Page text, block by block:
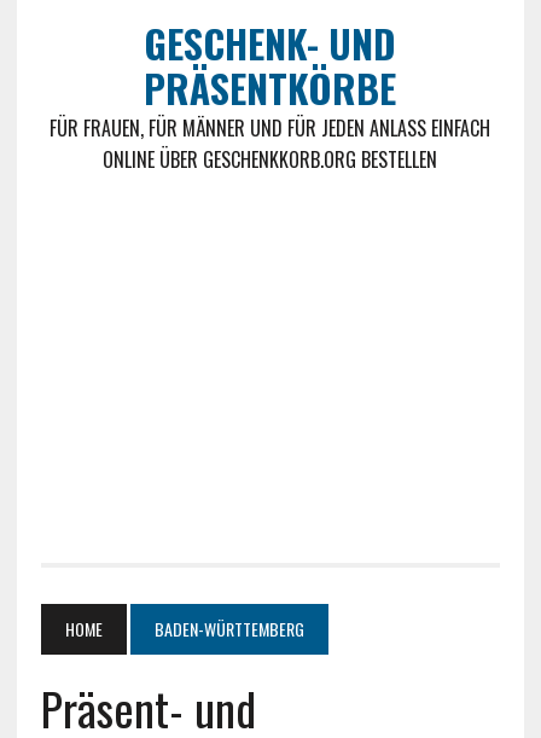
GESCHENK- UND
PRÄSENTKÖRBE
FÜR FRAUEN, FÜR MÄNNER UND FÜR JEDEN ANLASS EINFACH
ONLINE ÜBER GESCHENKKORB.ORG BESTELLEN
HOME BADEN-WÜRTTEMBERG
Präsent- und